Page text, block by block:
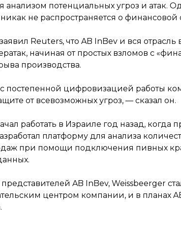
анализом потенциальных угроз и атак.
не распространяется о
Reuters, что AB InBev и вся отрасль
начиная от простых взломов с
производства.
постепенной цифровизацией работы
от всевозможных угроз, — сказал он.
работать в Израиле год назад, когда
платформу для анализа
при помощи подключения пивных
AB InBev, Weissbeerger
центром компании, и в планах